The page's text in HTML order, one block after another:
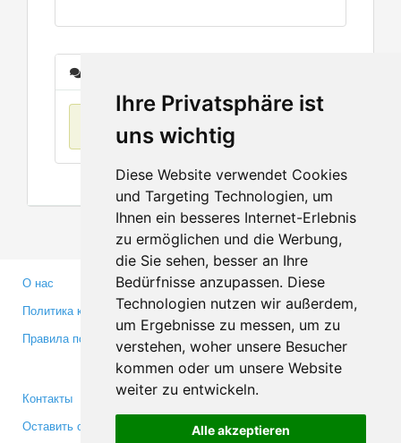
Ihre Privatsphäre ist
uns wichtig
Diese Website verwendet Cookies
und Targeting Technologien, um
Ihnen ein besseres Internet-Erlebnis
zu ermöglichen und die Werbung,
die Sie sehen, besser an Ihre
Bedürfnisse anzupassen. Diese
Technologien nutzen wir außerdem,
um Ergebnisse zu messen, um zu
verstehen, woher unsere Besucher
kommen oder um unsere Website
weiter zu entwickeln.
Alle akzeptieren
О нас
Политика конфиденциальности
Правила пользования
Партнерам
Инвесторам
Медиа
Контакты
Оставить отзыв
Facebook
Twitter